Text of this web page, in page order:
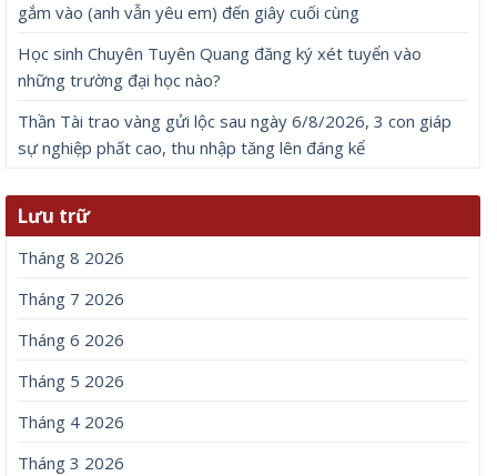
gắm vào (anh vẫn yêu em) đến giây cuối cùng
Học sinh Chuyên Tuyên Quang đăng ký xét tuyển vào
những trường đại học nào?
Thần Tài trao vàng gửi lộc sau ngày 6/8/2026, 3 con giáp
sự nghiệp phất cao, thu nhập tăng lên đáng kể
Lưu trữ
Tháng 8 2026
Tháng 7 2026
Tháng 6 2026
Tháng 5 2026
Tháng 4 2026
Tháng 3 2026